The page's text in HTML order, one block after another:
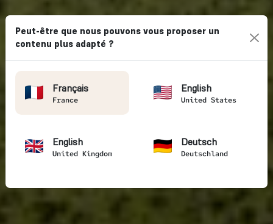
Peut-être que nous pouvons vous proposer un
contenu plus adapté ?
Français
France
English
United States
English
United Kingdom
Deutsch
Deutschland